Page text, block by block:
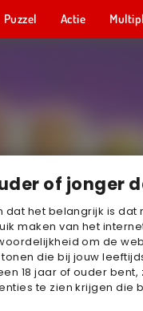
of jonger
dat het belangrijk is
maken van het
om de
die bij jouw
18 jaar of ouder
te zien krijgen die
Puzzel Actie